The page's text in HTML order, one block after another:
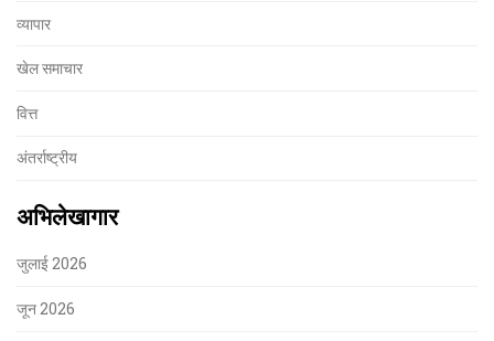
व्यापार
खेल समाचार
वित्त
अंतर्राष्ट्रीय
अभिलेखागार
जुलाई 2026
जून 2026